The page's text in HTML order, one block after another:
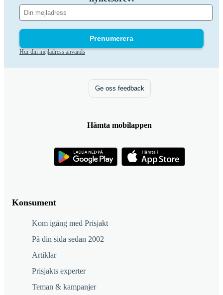
Prenumerera
Hur din mejladress används
Konsument
Kom igång med Prisjakt
På din sida sedan 2002
Artiklar
Prisjakts experter
Teman & kampanjer
Ge oss feedback
Hämta mobilappen